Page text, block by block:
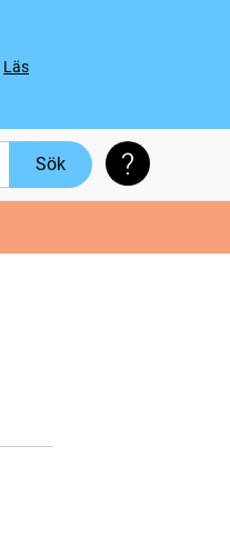
Läs
Sök Söktips